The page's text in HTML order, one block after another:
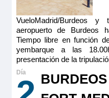
VueloMadrid/Burdeos
aeropuerto de Burdeos
Tiempo libre en función
yembarque a las
presentación de la